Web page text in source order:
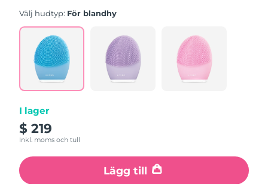
rating
Read
Reviews.
Same
page
link.
Välj hudtyp: För blandhy
I lager
$ 219
Inkl. moms och tull
Lägg till